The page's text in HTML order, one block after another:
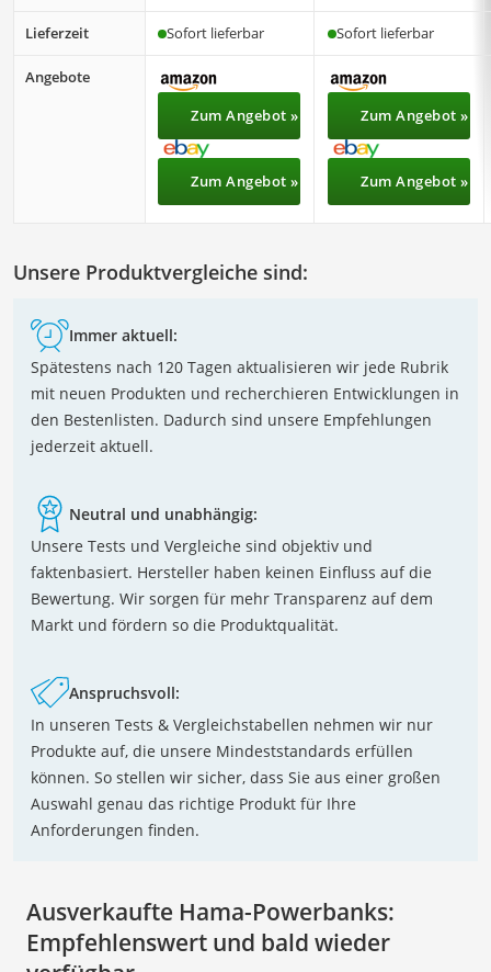
Lieferzeit Sofort lieferbar Sofort lieferbar
Angebote
Zum Angebot »
Zum Angebot »
Zum Angebot »
Zum Angebot »
Unsere Produktvergleiche sind:
Immer aktuell:
Spätestens nach 120 Tagen aktualisieren wir jede Rubrik
mit neuen Produkten und recherchieren Entwicklungen in
den Bestenlisten. Dadurch sind unsere Empfehlungen
jederzeit aktuell.
Neutral und unabhängig:
Unsere Tests und Vergleiche sind objektiv und
faktenbasiert. Hersteller haben keinen Einfluss auf die
Bewertung. Wir sorgen für mehr Transparenz auf dem
Markt und fördern so die Produktqualität.
Anspruchsvoll:
In unseren Tests & Vergleichstabellen nehmen wir nur
Produkte auf, die unsere Mindeststandards erfüllen
können. So stellen wir sicher, dass Sie aus einer großen
Auswahl genau das richtige Produkt für Ihre
Anforderungen finden.
Ausverkaufte Hama-Powerbanks:
Empfehlenswert und bald wieder